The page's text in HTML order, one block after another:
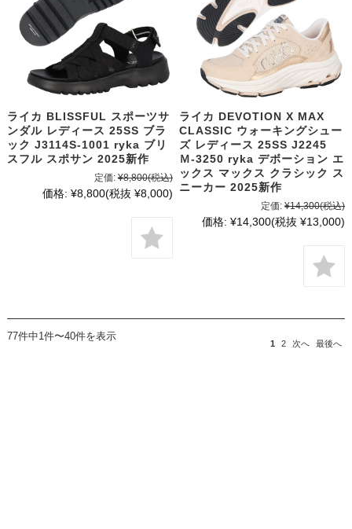
ライカ BLISSFUL スポーツサ
ンダル レディース 25SS ブラ
ック J3114S-1001 ryka ブリ
スフル スポサン 2025新作
定価: ¥8,800(税込)
価格: ¥8,800(税抜 ¥8,000)
ライカ DEVOTION X MAX
CLASSIC ウォーキングシュー
ズ レディース 25SS J2245
Ｍ-3250 ryka デボーション エ
ックス マックス クラシック ス
ニーカー 2025新作
定価: ¥14,300(税込)
価格: ¥14,300(税抜 ¥13,000)
77件中1件〜40件を表示
1 2 次へ 最後へ